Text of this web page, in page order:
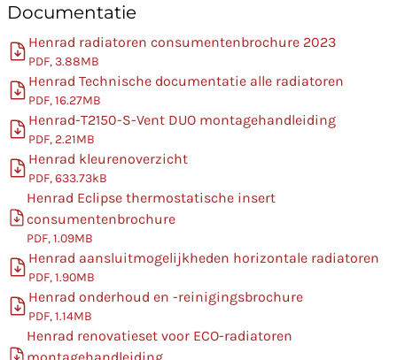
Documentatie
Henrad radiatoren consumentenbrochure 2023
PDF, 3.88MB
Henrad Technische documentatie alle radiatoren
PDF, 16.27MB
Henrad-T2150-S-Vent DUO montagehandleiding
PDF, 2.21MB
Henrad kleurenoverzicht
PDF, 633.73kB
Henrad Eclipse thermostatische insert
consumentenbrochure
PDF, 1.09MB
Henrad aansluitmogelijkheden horizontale radiatoren
PDF, 1.90MB
Henrad onderhoud en -reinigingsbrochure
PDF, 1.14MB
Henrad renovatieset voor ECO-radiatoren